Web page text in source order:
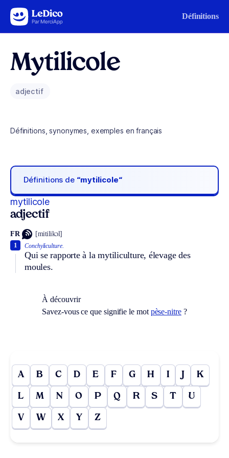
Aller au contenu Définitions
Mytilicole
adjectif
Définitions, synonymes, exemples en français
Définitions de “mytilicole“
mytilicole
adjectif
FR [mitilikɔl]
Conchyliculture.
Qui se rapporte à la mytiliculture, élevage des
moules.
1
À découvrir
Savez-vous ce que signifie le mot pèse-nitre?
A B C D E F G H I J K
L M N O P Q R S T U
V W X Y Z